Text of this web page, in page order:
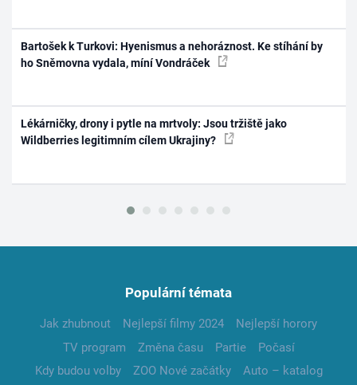
Bartošek k Turkovi: Hyenismus a nehoráznost. Ke stíhání by
ho Sněmovna vydala, míní Vondráček
Lékárničky, drony i pytle na mrtvoly: Jsou tržiště jako
Wildberries legitimním cílem Ukrajiny?
Populární témata
Jak zhubnout Nejlepší filmy 2024
Nejlepší horory
TV program
Změna času Partie
Počasí
Kdy budou volby
ZOO Nové začátky
Auto – katalog